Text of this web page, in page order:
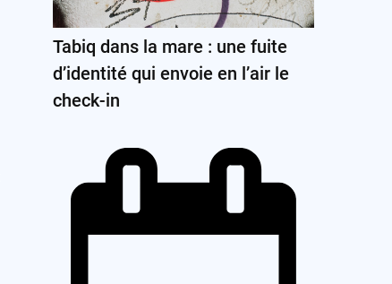
Tabiq dans la mare : une fuite
d’identité qui envoie en l’air le
check-in